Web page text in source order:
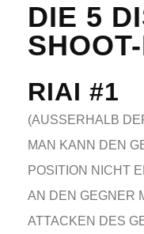
DIE 5
RIAI #1
(AUSSERHALB
MAN KANN DEN
POSITION NICHT
AN DEN GEGNER
ATTACKEN DES